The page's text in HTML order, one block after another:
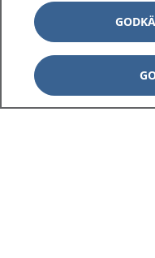
1177 på flera språk
Om 1177
Kontakt